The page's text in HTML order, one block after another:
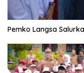
Pemko Langsa